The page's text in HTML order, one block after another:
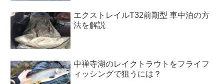
エクストレイルT32前期型 車中泊の方
法を解説
中禅寺湖のレイクトラウトをフライフ
ィッシングで狙うには？